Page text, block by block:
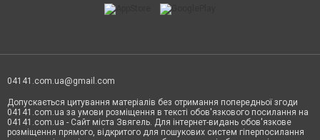
04141.com.ua@gmail.com
Допускається цитування матеріалів без отримання попередньої згоди
04141.com.ua за умови розміщення в тексті обов'язкового посилання на
04141.com.ua - Сайт міста Звягель. Для інтернет-видань обов'язкове
розміщення прямого, відкритого для пошукових систем гіперпосилання